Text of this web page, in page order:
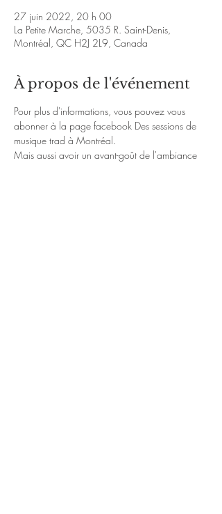
27 juin 2022, 20 h 00
La Petite Marche, 5035 R. Saint-Denis,
Montréal, QC H2J 2L9, Canada
À propos de l'événement
Pour plus d'informations, vous pouvez vous
abonner à la page facebook Des sessions de
musique trad à Montréal.
Mais aussi avoir un avant-goût de l'ambiance